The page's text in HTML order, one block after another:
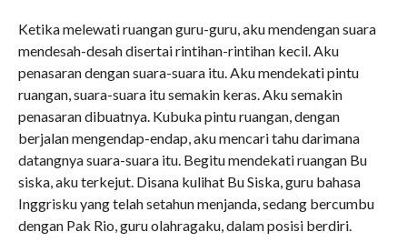
Ketika melewati ruangan guru-guru, aku mendengan suara
mendesah-desah disertai rintihan-rintihan kecil. Aku
penasaran dengan suara-suara itu. Aku mendekati pintu
ruangan, suara-suara itu semakin keras. Aku semakin
penasaran dibuatnya. Kubuka pintu ruangan, dengan
berjalan mengendap-endap, aku mencari tahu darimana
datangnya suara-suara itu. Begitu mendekati ruangan Bu
siska, aku terkejut. Disana kulihat Bu Siska, guru bahasa
Inggrisku yang telah setahun menjanda, sedang bercumbu
dengan Pak Rio, guru olahragaku, dalam posisi berdiri.